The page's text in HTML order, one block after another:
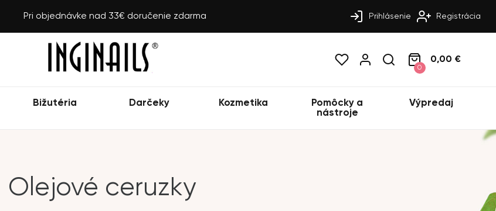
Pri objednávke nad 33€ doručenie zdarma Prihlásenie Registrácia
0
0,00 €
Bižutéria Darčeky Kozmetika
Pomôcky a
nástroje
Výpredaj
Olejové ceruzky